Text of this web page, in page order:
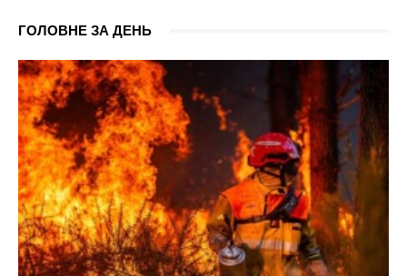
ГОЛОВНЕ ЗА ДЕНЬ